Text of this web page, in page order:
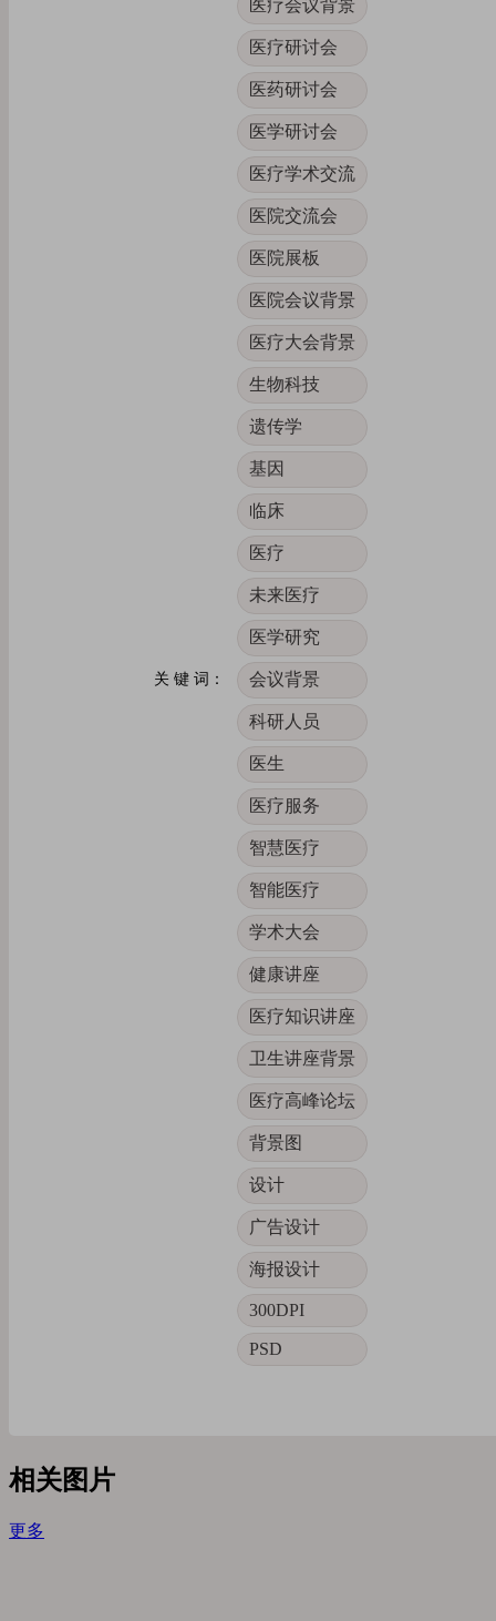
关 键 词：
医疗会议背景
医疗研讨会
医药研讨会
医学研讨会
医疗学术交流
医院交流会
医院展板
医院会议背景
医疗大会背景
生物科技
遗传学
基因
临床
医疗
未来医疗
医学研究
会议背景
科研人员
医生
医疗服务
智慧医疗
智能医疗
学术大会
健康讲座
医疗知识讲座
卫生讲座背景
医疗高峰论坛
背景图
设计
广告设计
海报设计
300DPI
PSD
相关图片
更多